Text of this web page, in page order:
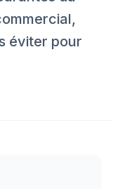
éviter pour